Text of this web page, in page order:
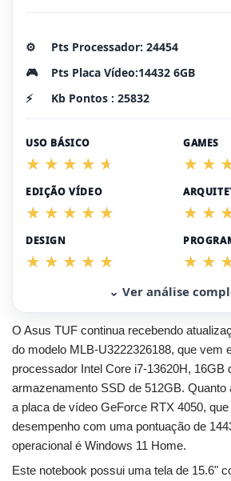
⚙️
Pts Processador: 24454
🎮
Pts Placa Vídeo:14432 6GB
⚡
Kb Pontos : 25832
USO BÁSICO GAMES
EDIÇÃO VÍDEO
DESIGN
⌄ Ver análise
O Asus TUF continua recebendo
do modelo MLB-U3222326188, que vem
processador Intel Core i7-13620H, 16GB
armazenamento SSD de 512GB. Quanto
a placa de vídeo GeForce RTX 4050,
desempenho com uma pontuação de
operacional é Windows 11 Home.
Este notebook possui uma tela de 15.6"